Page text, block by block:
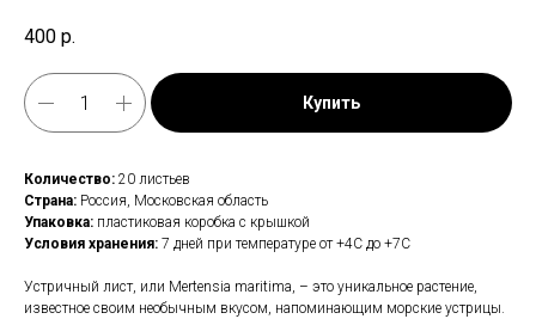
400 р.
Купить
Количество: 20 листьев
Страна: Россия, Московская область
Упаковка: пластиковая коробка с крышкой
Условия хранения: 7 дней при температуре от +4С до +7С
Устричный лист, или Mertensia maritima, – это уникальное растение,
известное своим необычным вкусом, напоминающим морские устрицы.